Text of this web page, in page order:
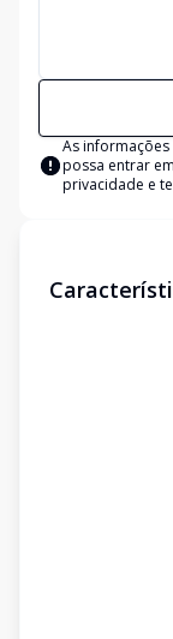
As
possa entrar
privacidade e